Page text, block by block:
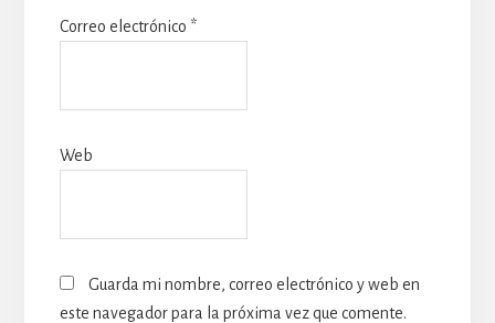
Correo electrónico *
Web
Guarda mi nombre, correo electrónico y web en
este navegador para la próxima vez que comente.